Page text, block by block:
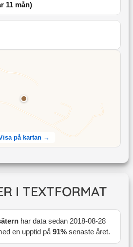
11 mån)
på kartan →
I TEXTFORMAT
har data sedan 2018-08-28
en upptid på91% senaste året.